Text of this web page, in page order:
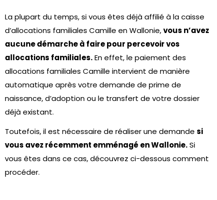
La plupart du temps, si vous êtes déjà affilié à la caisse
d’allocations familiales Camille en Wallonie,vous n’avez
aucune démarche à faire pour percevoir vos
allocations familiales.En effet, le paiement des
allocations familiales Camille intervient de manière
automatique après votre demande de prime de
naissance, d’adoption ou le transfert de votre dossier
déjà existant.
Toutefois, il est nécessaire de réaliser une demande si
vous avez récemment emménagé en Wallonie.Si
vous êtes dans ce cas, découvrez ci-dessous comment
procéder.